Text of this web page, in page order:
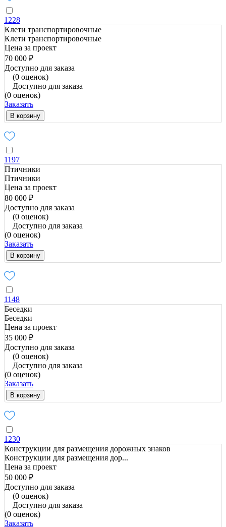
1228
Клети транспортировочные
Клети транспортировочные
Цена за проект
70 000 ₽
Доступно для заказа
(0 оценок)
Доступно для заказа
(0 оценок)
Заказать
В корзину
1197
Птичники
Птичники
Цена за проект
80 000 ₽
Доступно для заказа
(0 оценок)
Доступно для заказа
(0 оценок)
Заказать
В корзину
1148
Беседки
Беседки
Цена за проект
35 000 ₽
Доступно для заказа
(0 оценок)
Доступно для заказа
(0 оценок)
Заказать
В корзину
1230
Конструкции для размещения дорожных знаков
Конструкции для размещения дор...
Цена за проект
50 000 ₽
Доступно для заказа
(0 оценок)
Доступно для заказа
(0 оценок)
Заказать